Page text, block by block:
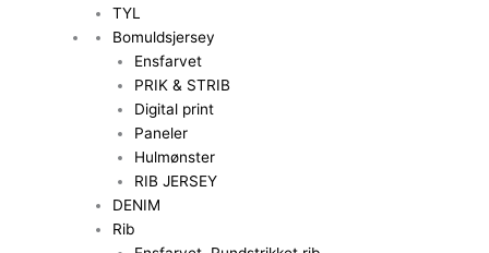
TYL
Bomuldsjersey
Ensfarvet
PRIK & STRIB
Digital print
Paneler
Hulmønster
RIB JERSEY
DENIM
Rib